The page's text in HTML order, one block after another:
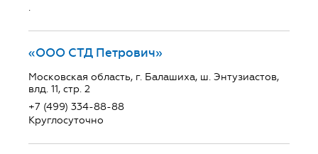
.
«ООО СТД Петрович»
Московская область, г. Балашиха, ш. Энтузиастов,
влд. 11, стр. 2
+7 (499) 334-88-88
Круглосуточно